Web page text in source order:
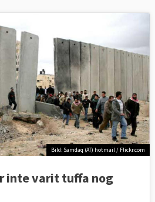
Bild: Samdaq (AT) hotmail / Flickr.com
inte varit tuffa nog